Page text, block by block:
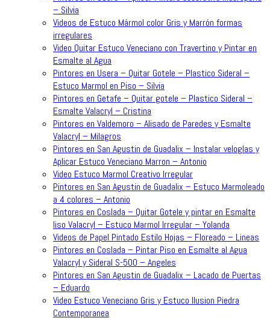
– Silvia
Videos de Estuco Mármol color Gris y Marrón formas
irregulares
Video Quitar Estuco Veneciano con Travertino y Pintar en
Esmalte al Agua
Pintores en Usera – Quitar Gotele – Plastico Sideral –
Estuco Marmol en Piso – Silvia
Pintores en Getafe – Quitar gotele – Plastico Sideral –
Esmalte Valacryl – Cristina
Pintores en Valdemoro – Alisado de Paredes y Esmalte
Valacryl – Milagros
Pintores en San Agustin de Guadalix – Instalar veloglas y
Aplicar Estuco Veneciano Marron – Antonio
Video Estuco Marmol Creativo Irregular
Pintores en San Agustin de Guadalix – Estuco Marmoleado
a 4 colores – Antonio
Pintores en Coslada – Quitar Gotele y pintar en Esmalte
liso Valacryl – Estuco Marmol Irregular – Yolanda
Videos de Papel Pintado Estilo Hojas – Floreado – Lineas
Pintores en Coslada – Pintar Piso en Esmalte al Agua
Valacryl y Sideral S-500 – Angeles
Pintores en San Agustin de Guadalix – Lacado de Puertas
– Eduardo
Video Estuco Veneciano Gris y Estuco Ilusion Piedra
Contemporanea